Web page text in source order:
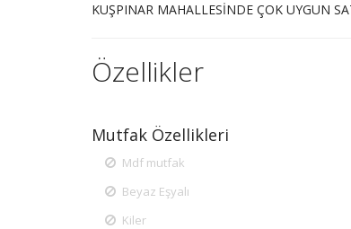
KUŞPINAR MAHALLESİNDE ÇOK UYGUN
Özellikler
Mutfak Özellikleri
Mdf mutfak
Beyaz Eşyalı
Kiler